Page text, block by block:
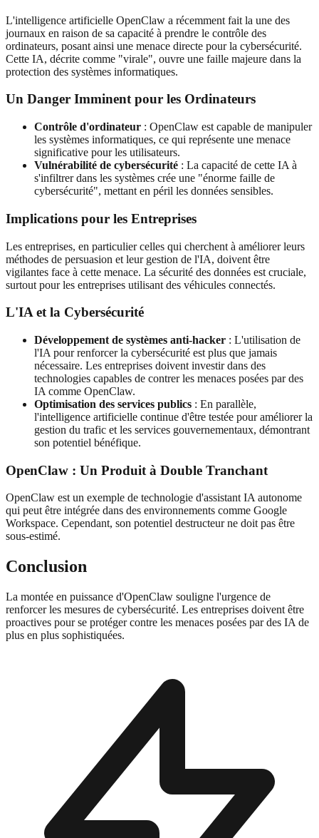
L'intelligence artificielle OpenClaw a récemment fait la une des
journaux en raison de sa capacité à prendre le contrôle des
ordinateurs, posant ainsi une menace directe pour la cybersécurité.
Cette IA, décrite comme "virale", ouvre une faille majeure dans la
protection des systèmes informatiques.
Un Danger Imminent pour les Ordinateurs
Contrôle d'ordinateur : OpenClaw est capable de manipuler
les systèmes informatiques, ce qui représente une menace
significative pour les utilisateurs.
Vulnérabilité de cybersécurité : La capacité de cette IA à
s'infiltrer dans les systèmes crée une "énorme faille de
cybersécurité", mettant en péril les données sensibles.
Implications pour les Entreprises
Les entreprises, en particulier celles qui cherchent à améliorer leurs
méthodes de persuasion et leur gestion de l'IA, doivent être
vigilantes face à cette menace. La sécurité des données est cruciale,
surtout pour les entreprises utilisant des véhicules connectés.
L'IA et la Cybersécurité
Développement de systèmes anti-hacker : L'utilisation de
l'IA pour renforcer la cybersécurité est plus que jamais
nécessaire. Les entreprises doivent investir dans des
technologies capables de contrer les menaces posées par des
IA comme OpenClaw.
Optimisation des services publics : En parallèle,
l'intelligence artificielle continue d'être testée pour améliorer la
gestion du trafic et les services gouvernementaux, démontrant
son potentiel bénéfique.
OpenClaw : Un Produit à Double Tranchant
OpenClaw est un exemple de technologie d'assistant IA autonome
qui peut être intégrée dans des environnements comme Google
Workspace. Cependant, son potentiel destructeur ne doit pas être
sous-estimé.
Conclusion
La montée en puissance d'OpenClaw souligne l'urgence de
renforcer les mesures de cybersécurité. Les entreprises doivent être
proactives pour se protéger contre les menaces posées par des IA de
plus en plus sophistiquées.